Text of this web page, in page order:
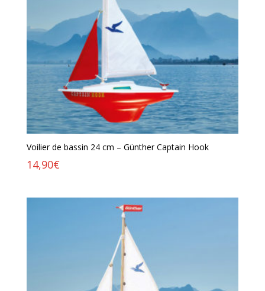
Voilier de bassin 24 cm – Günther Captain Hook
14,90€